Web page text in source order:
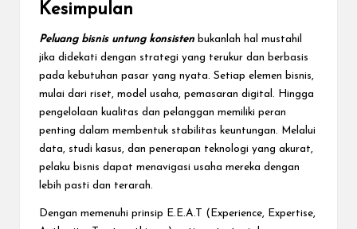
Kesimpulan
Peluang bisnis untung konsisten bukanlah hal mustahil
jika didekati dengan strategi yang terukur dan berbasis
pada kebutuhan pasar yang nyata. Setiap elemen bisnis,
mulai dari riset, model usaha, pemasaran digital. Hingga
pengelolaan kualitas dan pelanggan memiliki peran
penting dalam membentuk stabilitas keuntungan. Melalui
data, studi kasus, dan penerapan teknologi yang akurat,
pelaku bisnis dapat menavigasi usaha mereka dengan
lebih pasti dan terarah.
Dengan memenuhi prinsip E.E.A.T (Experience, Expertise,